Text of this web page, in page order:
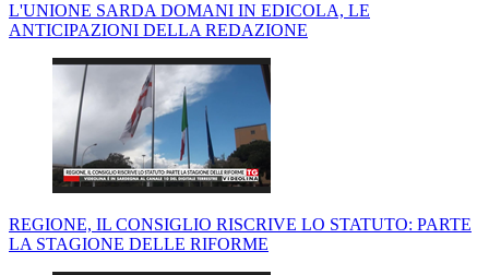
L'UNIONE SARDA DOMANI IN EDICOLA, LE
ANTICIPAZIONI DELLA REDAZIONE
REGIONE, IL CONSIGLIO RISCRIVE LO STATUTO: PARTE
LA STAGIONE DELLE RIFORME